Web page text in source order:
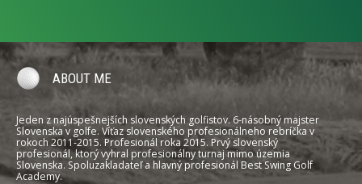
ABOUT ME
Jeden z najúspešnejších slovenských golfistov. 6-násobný majster
Slovenska v golfe. Víťaz slovenského profesionálneho rebríčka v
rokoch 2011-2015. Profesionál roka 2015. Prvý slovenský
profesionál, ktorý vyhral profesionálny turnaj mimo územia
Slovenska. Spoluzakladateľ a hlavný profesionál Best Swing Golf
Academy.